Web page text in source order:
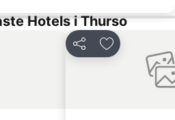
Hotels i Thurso
Dela Lägg till i